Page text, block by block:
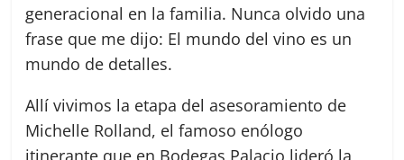
generacional en la familia. Nunca olvido una
frase que me dijo: El mundo del vino es un
mundo de detalles.
Allí vivimos la etapa del asesoramiento de
Michelle Rolland, el famoso enólogo
itinerante que en Bodegas Palacio lideró la